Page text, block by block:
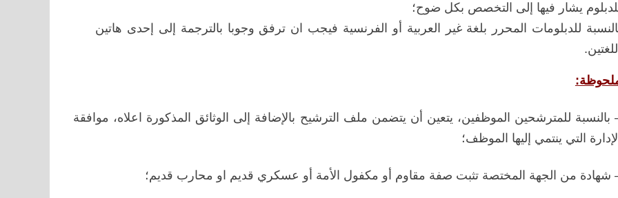
يشار فيها إلى التخصص بكل ضوح؛
للدبلومات المحرر بلغة غير العربية أو الفرنسية فيجب ان ترفق وجوبا بالترجمة إلى إحدى هاتين
بالنسبة للمترشحين الموظفين، يتعين أن يتضمن ملف الترشيح بالإضافة إلى الوثائق المذكورة اعلاه، موافقة
التي ينتمي إليها الموظف؛
شهادة من الجهة المختصة تثبت صفة مقاوم أو مكفول الأمة أو عسكري قديم او محارب قديم؛